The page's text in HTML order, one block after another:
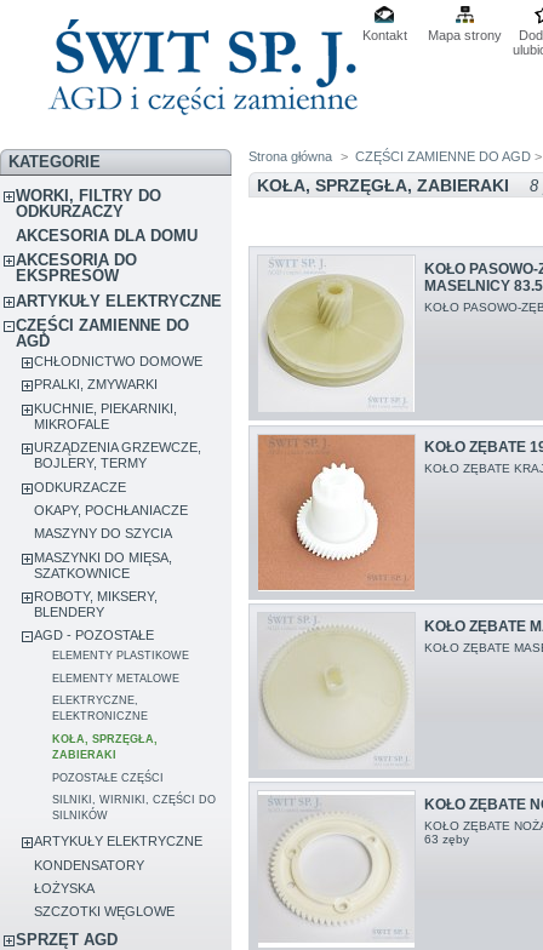
Kontakt Mapa strony
KATEGORIE
WORKI, FILTRY DO
ODKURZACZY
AKCESORIA DLA DOMU
AKCESORIA DO
EKSPRESÓW
ARTYKUŁY ELEKTRYCZNE
CZĘŚCI ZAMIENNE DO
AGD
CHŁODNICTWO DOMOWE
PRALKI, ZMYWARKI
KUCHNIE, PIEKARNIKI,
MIKROFALE
URZĄDZENIA GRZEWCZE,
BOJLERY, TERMY
ODKURZACZE
OKAPY, POCHŁANIACZE
MASZYNY DO SZYCIA
MASZYNKI DO MIĘSA,
SZATKOWNICE
ROBOTY, MIKSERY,
BLENDERY
AGD - POZOSTAŁE
ELEMENTY PLASTIKOWE
ELEMENTY METALOWE
ELEKTRYCZNE,
ELEKTRONICZNE
KOŁA, SPRZĘGŁA,
ZABIERAKI
POZOSTAŁE CZĘŚCI
SILNIKI, WIRNIKI, CZĘŚCI DO
SILNIKÓW
ARTYKUŁY ELEKTRYCZNE
KONDENSATORY
ŁOŻYSKA
SZCZOTKI WĘGLOWE
SPRZĘT AGD
Strona główna > CZĘŚCI ZAMIENNE DO AGD
KOŁA, SPRZĘGŁA, ZABIERAKI 8
KOŁO PASOWO-
MASELNICY
KOŁO PASOWO-
KOŁO ZĘBATE
KOŁO ZĘBATE
KOŁO ZĘBATE
KOŁO ZĘBATE
KOŁO ZĘBATE
KOŁO ZĘBATE
63 zęby